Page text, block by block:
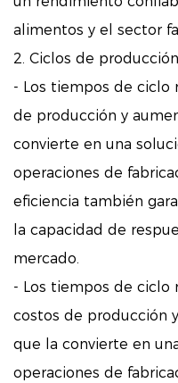
alimentos y el sector
2. Ciclos de
- Los tiempos de ciclo
de producción y
convierte en una
operaciones de
eficiencia también
la capacidad de
mercado.
- Los tiempos de ciclo
costos de producción
que la convierte en
operaciones de